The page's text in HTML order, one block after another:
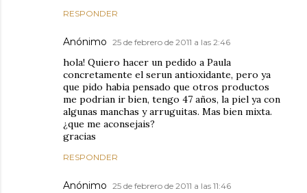
RESPONDER
Anónimo 25 de febrero de 2011 a las 2:46
hola! Quiero hacer un pedido a Paula
concretamente el serun antioxidante, pero ya
que pido habia pensado que otros productos
me podrian ir bien, tengo 47 años, la piel ya con
algunas manchas y arruguitas. Mas bien mixta.
¿que me aconsejais?
gracias
RESPONDER
Anónimo 25 de febrero de 2011 a las 11:46